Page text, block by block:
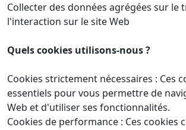
Collecter des données agrégées sur le
l'interaction sur le site Web
Quels cookies utilisons-nous ?
Cookies strictement nécessaires : Ces
essentiels pour vous permettre de
Web et d'utiliser ses fonctionnalités.
Cookies de performance : Ces cookies